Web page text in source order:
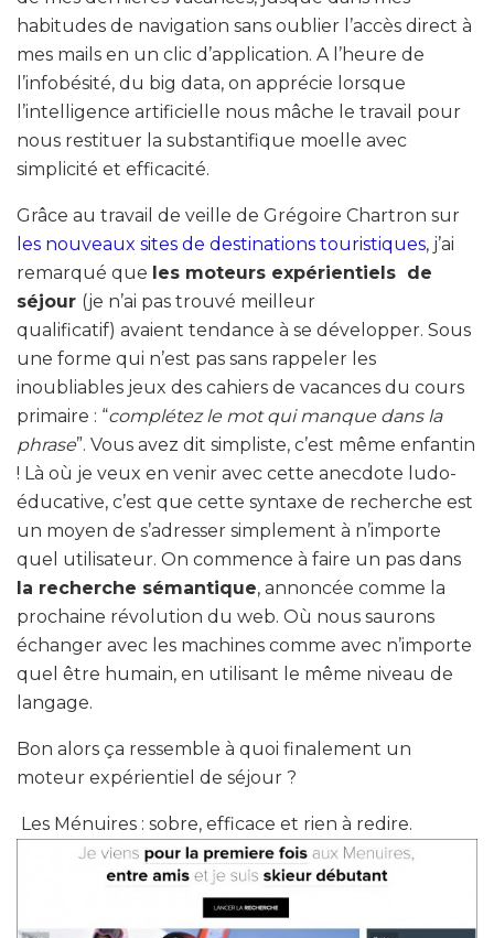
habitudes de navigation sans oublier l’accès direct à
mes mails en un clic d’application. A l’heure de
l’infobésité, du big data, on apprécie lorsque
l’intelligence artificielle nous mâche le travail pour
nous restituer la substantifique moelle avec
simplicité et efficacité.
Grâce au travail de veille de Grégoire Chartron sur
les nouveaux sites de destinations touristiques, j’ai
remarqué que les moteurs expérientiels de
séjour (je n’ai pas trouvé meilleur
qualificatif) avaient tendance à se développer. Sous
une forme qui n’est pas sans rappeler les
inoubliables jeux des cahiers de vacances du cours
primaire : “complétez le mot qui manque dans la
phrase”. Vous avez dit simpliste, c’est même enfantin
! Là où je veux en venir avec cette anecdote ludo-
éducative, c’est que cette syntaxe de recherche est
un moyen de s’adresser simplement à n’importe
quel utilisateur. On commence à faire un pas dans
la recherche sémantique, annoncée comme la
prochaine révolution du web. Où nous saurons
échanger avec les machines comme avec n’importe
quel être humain, en utilisant le même niveau de
langage.
Bon alors ça ressemble à quoi finalement un
moteur expérientiel de séjour ?
Les Ménuires : sobre, efficace et rien à redire.